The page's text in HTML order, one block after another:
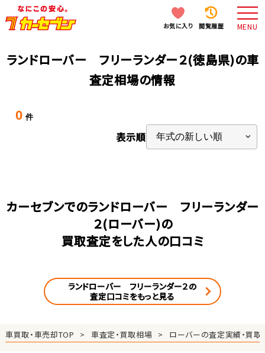
お気に入り 閲覧履歴 MENU
ランドローバー フリーランダー２(徳島県)の車
査定相場の情報
0 件
表示順
カーセブンでのランドローバー フリーランダー
２(ローバー)の
買取査定をした人の口コミ
ランドローバー フリーランダー２の
査定口コミをもっと見る
車買取・車売却TOP 車査定・買取相場 ローバーの査定実績・買取